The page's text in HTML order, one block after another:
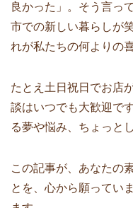
良かった」。そう言っ
市での新しい暮らしが
れが私たちの何よりの
たとえ土日祝日でお店
談はいつでも大歓迎で
る夢や悩み、ちょっと
この記事が、あなたの
とを、心から願ってい